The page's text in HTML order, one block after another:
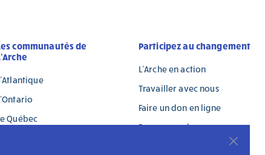
communautés de
Québec
Participez au changement
L’Arche en action
Travailler avec nous
Faire un don en ligne
Don mensuel
Don à la mémoire ou en